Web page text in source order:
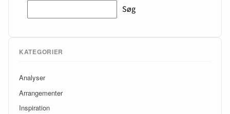
Søg
KATEGORIER
Analyser
Arrangementer
Inspiration